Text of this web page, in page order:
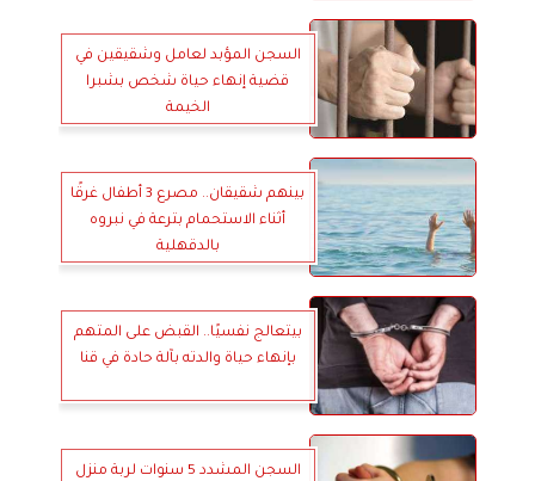
السجن المؤبد لعامل وشقيقين في
قضية إنهاء حياة شخص بشبرا
الخيمة
بينهم شقيقان.. مصرع 3 أطفال غرقًا
أثناء الاستحمام بترعة في نبروه
بالدقهلية
بيتعالج نفسيًا.. القبض على المتهم
بإنهاء حياة والدته بآلة حادة في قنا
السجن المشدد 5 سنوات لربة منزل